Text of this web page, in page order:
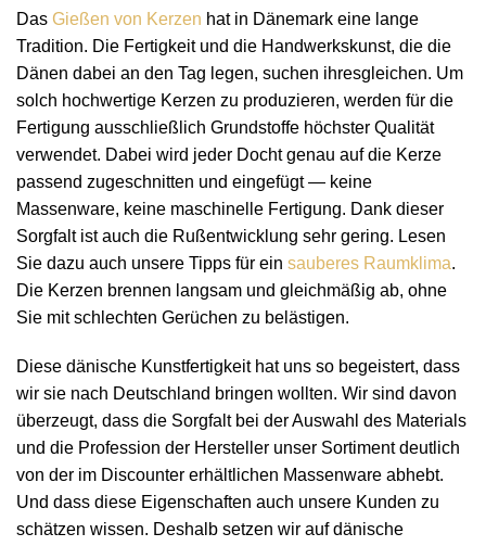
Das Gießen von Kerzen hat in Dänemark eine lange
Tradition. Die Fertigkeit und die Handwerkskunst, die die
Dänen dabei an den Tag legen, suchen ihresgleichen. Um
solch hochwertige Kerzen zu produzieren, werden für die
Fertigung ausschließlich Grundstoffe höchster Qualität
verwendet. Dabei wird jeder Docht genau auf die Kerze
passend zugeschnitten und eingefügt — keine
Massenware, keine maschinelle Fertigung. Dank dieser
Sorgfalt ist auch die Rußentwicklung sehr gering. Lesen
Sie dazu auch unsere Tipps für ein sauberes Raumklima.
Die Kerzen brennen langsam und gleichmäßig ab, ohne
Sie mit schlechten Gerüchen zu belästigen.
Diese dänische Kunstfertigkeit hat uns so begeistert, dass
wir sie nach Deutschland bringen wollten. Wir sind davon
überzeugt, dass die Sorgfalt bei der Auswahl des Materials
und die Profession der Hersteller unser Sortiment deutlich
von der im Discounter erhältlichen Massenware abhebt.
Und dass diese Eigenschaften auch unsere Kunden zu
schätzen wissen. Deshalb setzen wir auf dänische